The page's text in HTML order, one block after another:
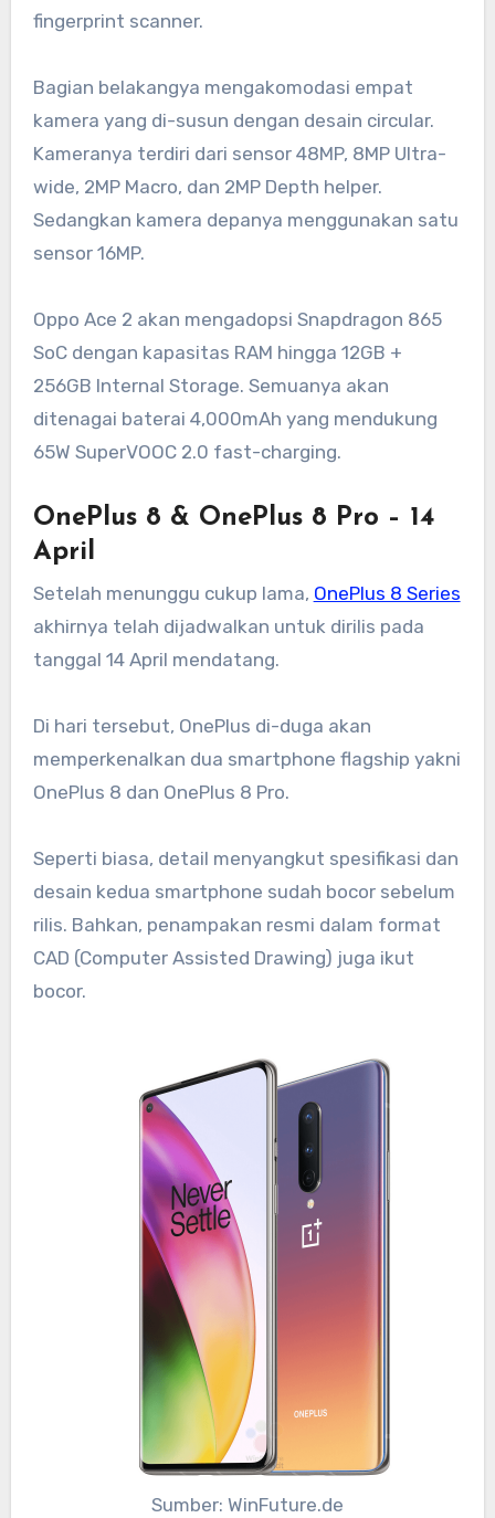
fingerprint scanner.
Bagian belakangya mengakomodasi empat
kamera yang di-susun dengan desain circular.
Kameranya terdiri dari sensor 48MP, 8MP Ultra-
wide, 2MP Macro, dan 2MP Depth helper.
Sedangkan kamera depanya menggunakan satu
sensor 16MP.
Oppo Ace 2 akan mengadopsi Snapdragon 865
SoC dengan kapasitas RAM hingga 12GB +
256GB Internal Storage. Semuanya akan
ditenagai baterai 4,000mAh yang mendukung
65W SuperVOOC 2.0 fast-charging.
OnePlus 8 & OnePlus 8 Pro – 14
April
Setelah menunggu cukup lama, OnePlus 8 Series
akhirnya telah dijadwalkan untuk dirilis pada
tanggal 14 April mendatang.
Di hari tersebut, OnePlus di-duga akan
memperkenalkan dua smartphone flagship yakni
OnePlus 8 dan OnePlus 8 Pro.
Seperti biasa, detail menyangkut spesifikasi dan
desain kedua smartphone sudah bocor sebelum
rilis. Bahkan, penampakan resmi dalam format
CAD (Computer Assisted Drawing) juga ikut
bocor.
Sumber: WinFuture.de